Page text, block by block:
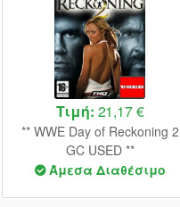
Τιμή: 21,17 €
** WWE Day of Reckoning 2
GC USED **
Άμεσα Διαθέσιμο